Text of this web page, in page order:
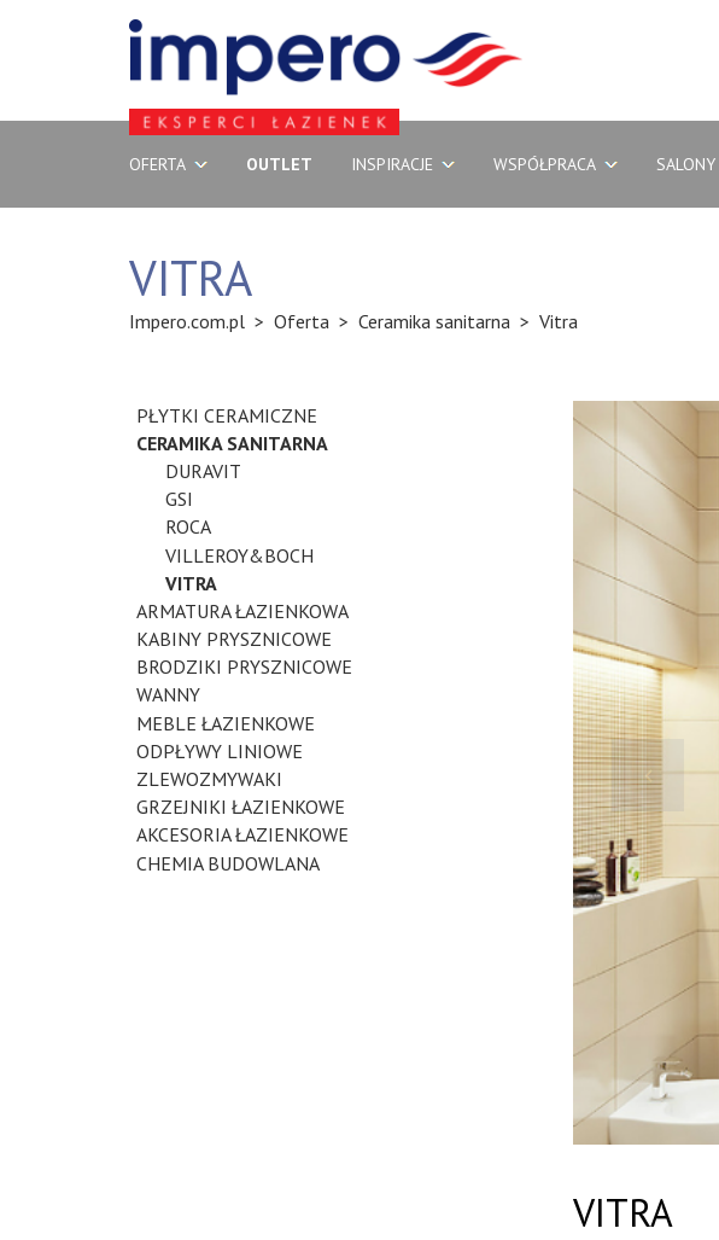
OFERTA OUTLET INSPIRACJE WSPÓŁPRACA SALONY
VITRA
Impero.com.pl > Oferta > Ceramika sanitarna > Vitra
PŁYTKI CERAMICZNE
CERAMIKA SANITARNA
DURAVIT
GSI
ROCA
VILLEROY&BOCH
VITRA
ARMATURA ŁAZIENKOWA
KABINY PRYSZNICOWE
BRODZIKI PRYSZNICOWE
WANNY
MEBLE ŁAZIENKOWE
ODPŁYWY LINIOWE
ZLEWOZMYWAKI
GRZEJNIKI ŁAZIENKOWE
AKCESORIA ŁAZIENKOWE
CHEMIA BUDOWLANA
VITRA